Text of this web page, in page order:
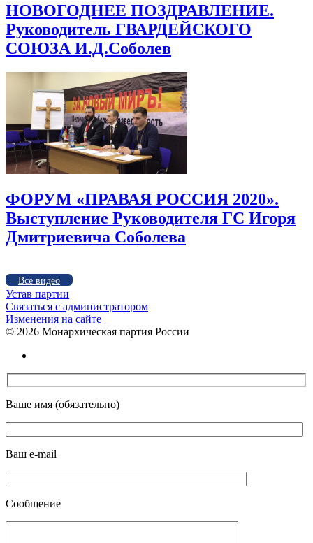
НОВОГОДНЕЕ ПОЗДРАВЛЕНИЕ.
Руководитель ГВАРДЕЙСКОГО
СОЮЗА И.Д.Соболев
ФОРУМ «ПРАВАЯ РОССИЯ 2020».
Выступление Руководителя ГС Игоря
Дмитриевича Соболева
Все видео
Устав партии
Связаться с администратором
Изменения на сайте
© 2026 Монархическая партия России
Ваше имя (обязательно)
Ваш e-mail
Сообщение